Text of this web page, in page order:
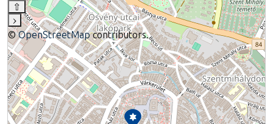
⇧
›
©OpenStreetMapcontributors.